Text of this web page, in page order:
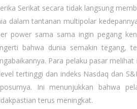
Serikat secara tidak langsung
dalam tantanan multipolar
power sama sama ingin pegang
bahwa dunia semakin tegang,
Para pelaku pasar
tertinggi dan indeks Nasdaq dan
Ini menunjukkan bahwa
terus meningkat.